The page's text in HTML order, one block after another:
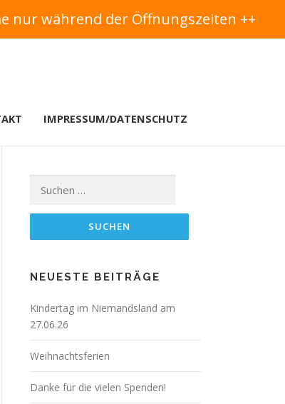
nur während der Öffnungszeiten ++
IMPRESSUM/DATENSCHUTZ
nach:
NEUESTE BEITRÄGE
Kindertag im Niemandsland am
27.06.26
Weihnachtsferien
Danke für die vielen Spenden!